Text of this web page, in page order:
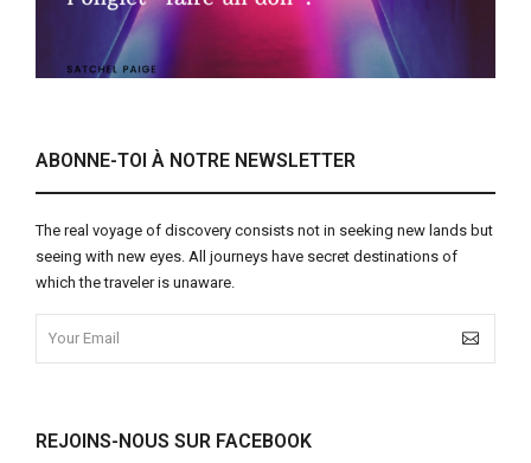
ABONNE-TOI À NOTRE NEWSLETTER
The real voyage of discovery consists not in seeking new lands but
seeing with new eyes. All journeys have secret destinations of
which the traveler is unaware.
REJOINS-NOUS SUR FACEBOOK